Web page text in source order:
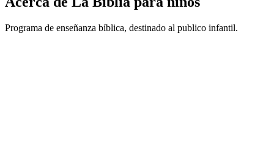
Programa de enseñanza bíblica, destinado al publico infantil.